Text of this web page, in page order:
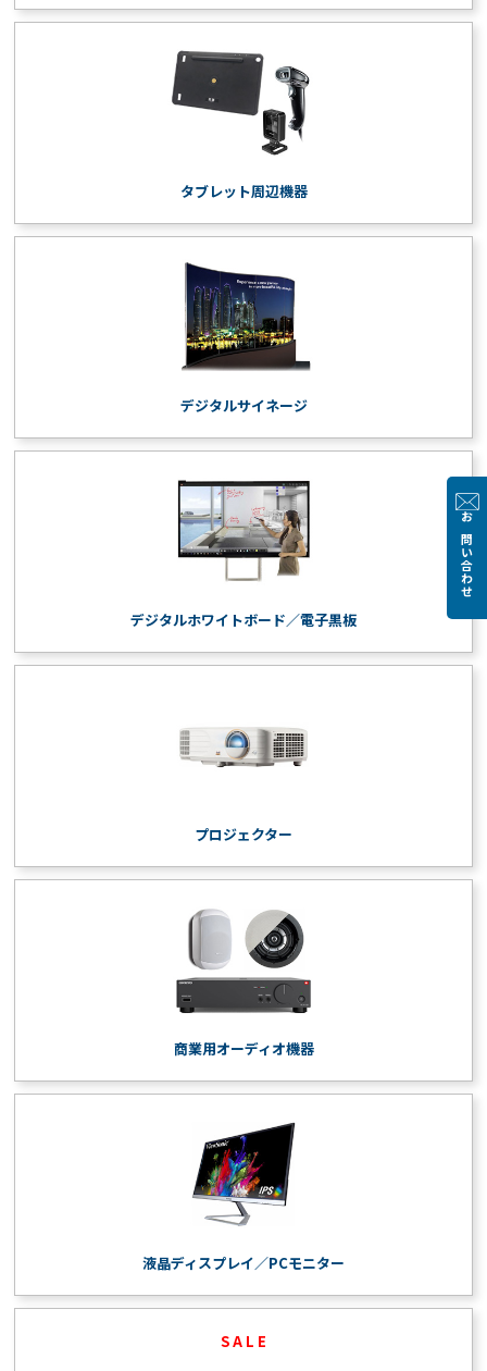
お問い合わせ
タブレット周辺機器
デジタルサイネージ
デジタルホワイトボード／電子黒板
プロジェクター
商業用オーディオ機器
液晶ディスプレイ／PCモニター
S A L E